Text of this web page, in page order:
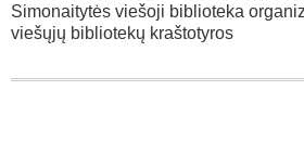
Simonaitytės viešoji biblioteka
viešųjų bibliotekų kraštotyros